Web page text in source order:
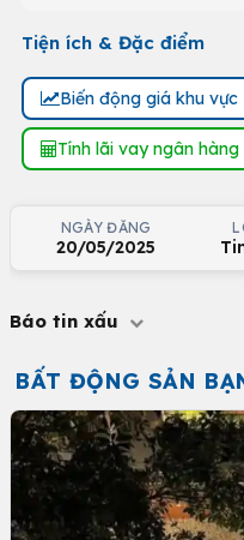
Tiện ích & Đặc điểm
Biến động giá khu vực
Tính lãi vay ngân hàng
NGÀY ĐĂNG
20/05/2025
Báo tin xấu
BẤT ĐỘNG SẢN